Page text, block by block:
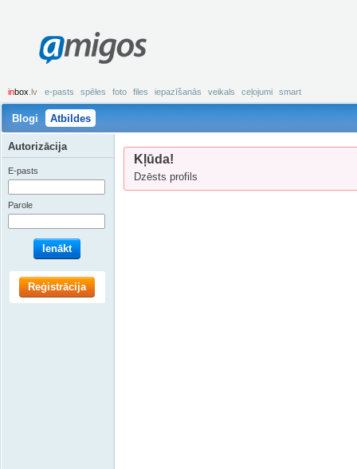
amigos
inbox .lv e-pasts spēles foto files iepazīšanās veikals ceļojumi smart
Blogi Atbildes
Kļūda!
Dzēsts profils
Autorizācija
E-pasts
Parole
Ienākt
Reģistrācija